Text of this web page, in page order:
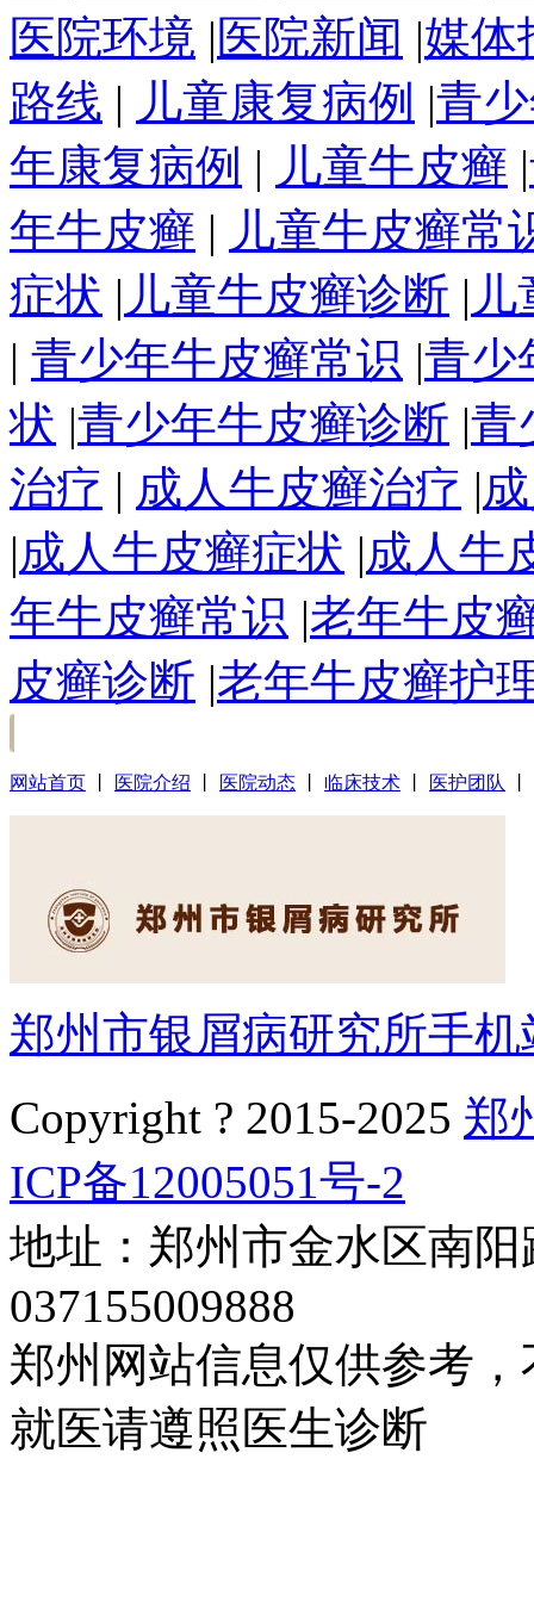
医院环境 |医院新闻 |媒体
路线 | 儿童康复病例 |青
年康复病例 | 儿童牛皮癣 |
年牛皮癣 | 儿童牛皮癣常
症状 | 儿童牛皮癣诊断 |
| 青少年牛皮癣常识 |青少
状 |青少年牛皮癣诊断 |青
治疗 | 成人牛皮癣治疗 |
|成人牛皮癣症状 |成人牛
年牛皮癣常识 |老年牛皮
皮癣诊断 |老年牛皮癣护
网站首页 医院介绍 医院动态 临床技术 医护团队
郑州市银屑病研究所手机
Copyright ? 2015-2025 郑
ICP备12005051号-2
地址：郑州市金水区南
037155009888
郑州网站信息仅供参考
就医请遵照医生诊断